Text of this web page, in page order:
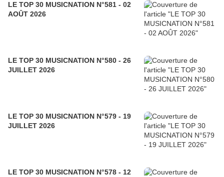
LE TOP 30 MUSICNATION N°581 - 02
AOÛT 2026
LE TOP 30 MUSICNATION N°580 - 26
JUILLET 2026
LE TOP 30 MUSICNATION N°579 - 19
JUILLET 2026
LE TOP 30 MUSICNATION N°578 - 12